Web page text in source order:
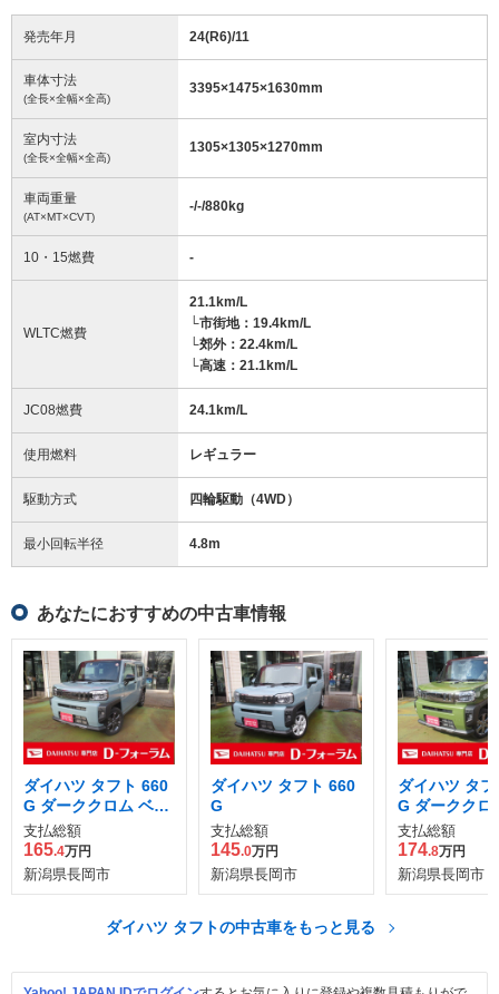
発売年月 24(R6)/11
車体寸法
(全長×全幅×全高)
3395×1475×1630mm
室内寸法
(全長×全幅×全高)
1305×1305×1270mm
車両重量
(AT×MT×CVT)
-/-/880kg
10・15燃費 -
WLTC燃費
21.1km/L
└市街地：19.4km/L
└郊外：22.4km/L
└高速：21.1km/L
JC08燃費 24.1km/L
使用燃料 レギュラー
駆動方式 四輪駆動（4WD）
最小回転半径 4.8m
あなたにおすすめの中古車情報
ダイハツ タフト 660
G ダーククロム ベン
チャー
支払総額
165.4万円
新潟県長岡市
ダイハツ タフト 660
G
支払総額
145.0万円
新潟県長岡市
ダイハツ タ
G ダーククロ
チャー 4WD
支払総額
174.8万円
新潟県長岡市
ダイハツ タフトの中古車をもっと見る